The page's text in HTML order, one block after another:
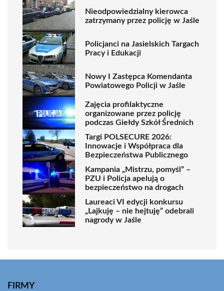
Nieodpowiedzialny kierowca
zatrzymany przez policję w Jaśle
Policjanci na Jasielskich Targach
Pracy i Edukacji
Nowy I Zastępca Komendanta
Powiatowego Policji w Jaśle
Zajęcia profilaktyczne
organizowane przez policję
podczas Giełdy Szkół Średnich
Targi POLSECURE 2026:
Innowacje i Współpraca dla
Bezpieczeństwa Publicznego
Kampania „Mistrzu, pomyśl” –
PZU i Policja apelują o
bezpieczeństwo na drogach
Laureaci VI edycji konkursu
„Lajkuję – nie hejtuję” odebrali
nagrody w Jaśle
FIRMY